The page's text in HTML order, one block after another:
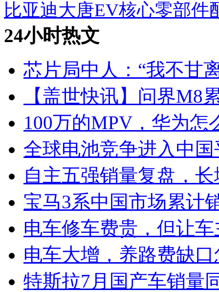
比亚迪大唐EV核心零部件
24小时热文
芯片局中人：“我不甘
【盖世快讯】问界M8
100万的MPV，华为怎
全球电池竞争进入中
自主五强销量复盘，
宝马3系中国市场累计
电车修车费贵，但让
电车大增，养路费缺
特斯拉7月国产车销量